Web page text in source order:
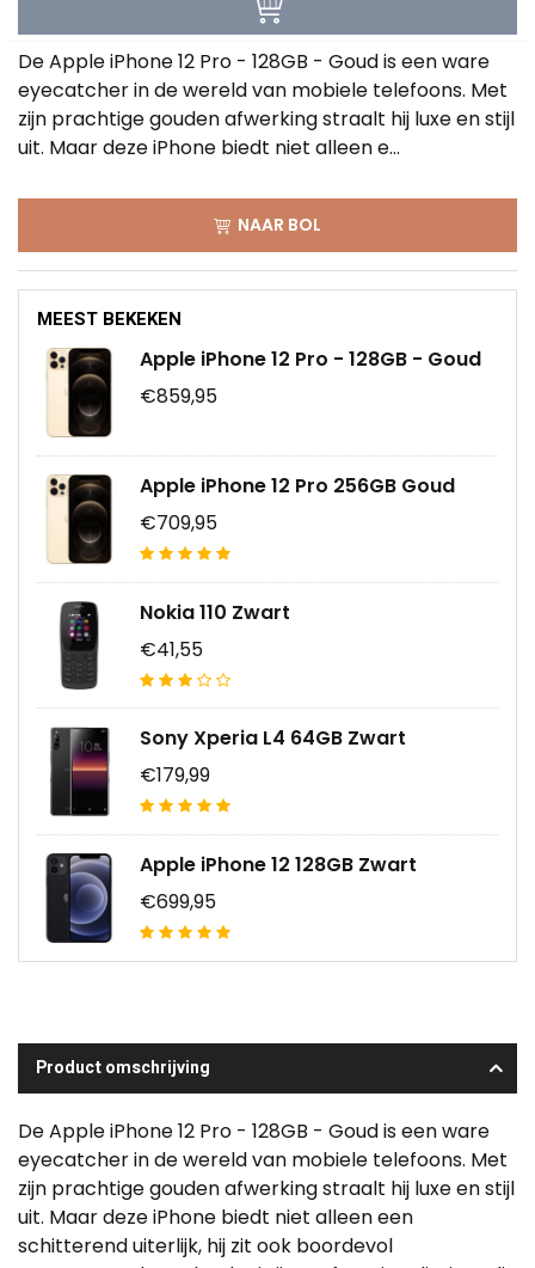
De Apple iPhone 12 Pro - 128GB - Goud is een ware
eyecatcher in de wereld van mobiele telefoons. Met
zijn prachtige gouden afwerking straalt hij luxe en stijl
uit. Maar deze iPhone biedt niet alleen e...
NAAR BOL
MEEST BEKEKEN
Apple iPhone 12 Pro - 128GB - Goud
€859,95
Apple iPhone 12 Pro 256GB Goud
€709,95
Nokia 110 Zwart
€41,55
Sony Xperia L4 64GB Zwart
€179,99
Apple iPhone 12 128GB Zwart
€699,95
Product omschrijving
De Apple iPhone 12 Pro - 128GB - Goud is een ware
eyecatcher in de wereld van mobiele telefoons. Met
zijn prachtige gouden afwerking straalt hij luxe en stijl
uit. Maar deze iPhone biedt niet alleen een
schitterend uiterlijk, hij zit ook boordevol